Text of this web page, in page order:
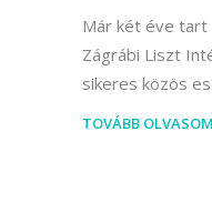
Már két éve tart
Zágrábi Liszt
sikeres közös
TOVÁBB OLVASOM